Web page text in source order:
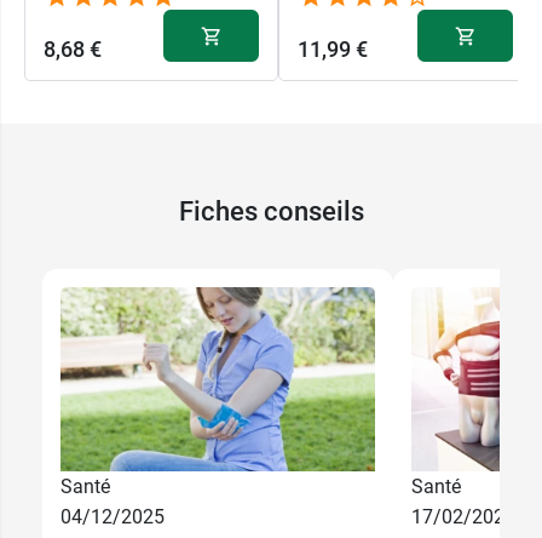
8,68 € 11,99 €
Fiches conseils
Santé
04/12/2025
Santé
17/02/2025